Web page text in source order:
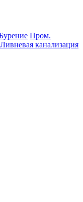
Пром.
Ливневая канализация